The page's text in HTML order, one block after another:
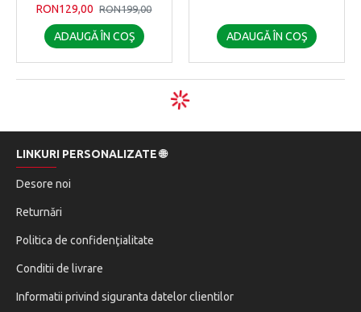
RON129,00 RON199,00
ADAUGĂ ÎN COŞ ADAUGĂ ÎN COŞ
LINKURI PERSONALIZATE 🌐
Desore noi
Returnări
Politica de confidenţialitate
Conditii de livrare
Informatii privind siguranta datelor clientilor